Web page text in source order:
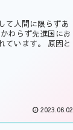
て人間に限らずあ
わらず先進国にお
ています。 原因と
2023.06.02